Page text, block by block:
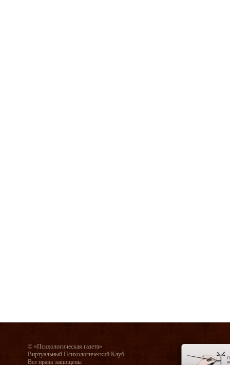
© «Психологическая газета»
Виртуальный Психологический Клуб
Все права защищены